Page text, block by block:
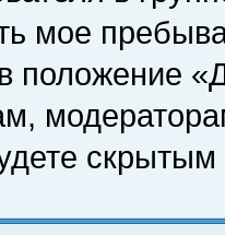
мое
положение
скрытым